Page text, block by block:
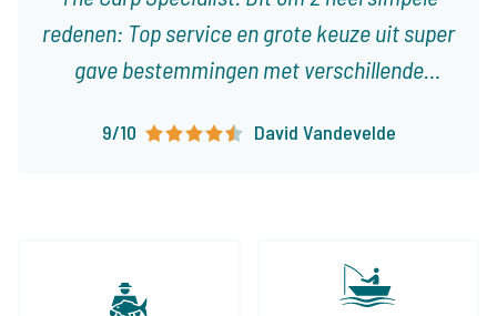
redenen: Top service en grote keuze uit super
gave bestemmingen met verschillende
visvakanties die op het lijf geschreven zijn!
9/10 David Vandevelde